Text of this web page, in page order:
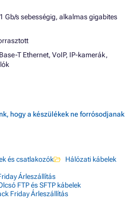
Gb/s sebességig, alkalmas gigabites
T Ethernet, VoIP, IP-kamerák,
hogy a készülékek ne forrósodjanak
és csatlakozók
Hálózati kábelek
Árleszállítás
FTP és SFTP kábelek
Friday Árleszállítás